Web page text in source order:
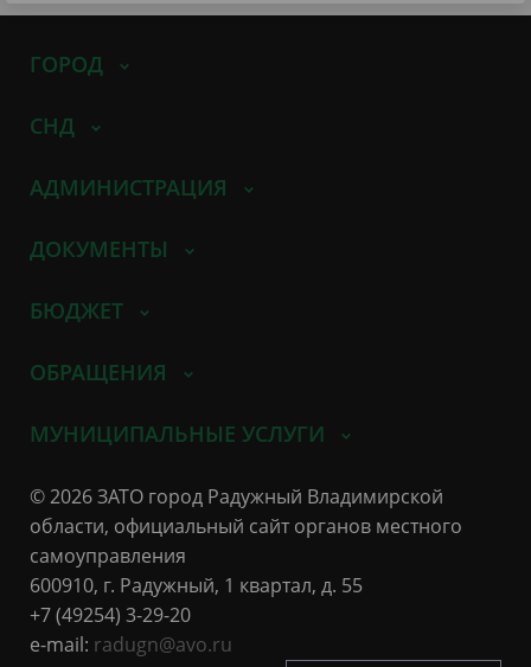
ГОРОД
СНД
АДМИНИСТРАЦИЯ
ДОКУМЕНТЫ
БЮДЖЕТ
ОБРАЩЕНИЯ
МУНИЦИПАЛЬНЫЕ УСЛУГИ
© 2026 ЗАТО город Радужный Владимирской
области, официальный сайт органов местного
самоуправления
600910, г. Радужный, 1 квартал, д. 55
+7 (49254) 3-29-20
e-mail: radugn@avo.ru